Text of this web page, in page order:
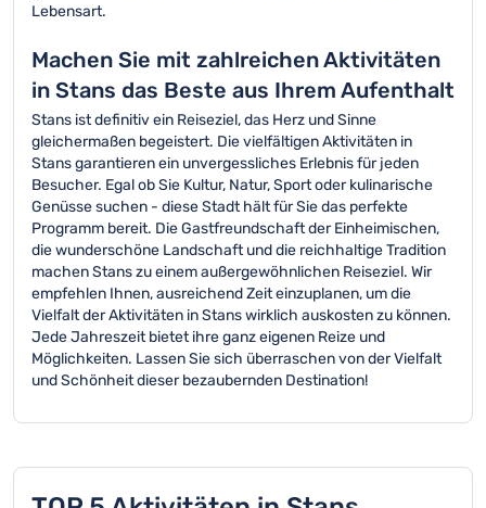
Lebensart.
Machen Sie mit zahlreichen Aktivitäten
in Stans das Beste aus Ihrem Aufenthalt
Stans ist definitiv ein Reiseziel, das Herz und Sinne
gleichermaßen begeistert. Die vielfältigen Aktivitäten in
Stans garantieren ein unvergessliches Erlebnis für jeden
Besucher. Egal ob Sie Kultur, Natur, Sport oder kulinarische
Genüsse suchen - diese Stadt hält für Sie das perfekte
Programm bereit. Die Gastfreundschaft der Einheimischen,
die wunderschöne Landschaft und die reichhaltige Tradition
machen Stans zu einem außergewöhnlichen Reiseziel. Wir
empfehlen Ihnen, ausreichend Zeit einzuplanen, um die
Vielfalt der Aktivitäten in Stans wirklich auskosten zu können.
Jede Jahreszeit bietet ihre ganz eigenen Reize und
Möglichkeiten. Lassen Sie sich überraschen von der Vielfalt
und Schönheit dieser bezaubernden Destination!